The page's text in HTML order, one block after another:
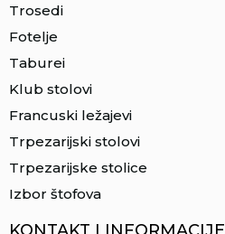
Trosedi
Fotelje
Taburei
Klub stolovi
Francuski ležajevi
Trpezarijski stolovi
Trpezarijske stolice
Izbor štofova